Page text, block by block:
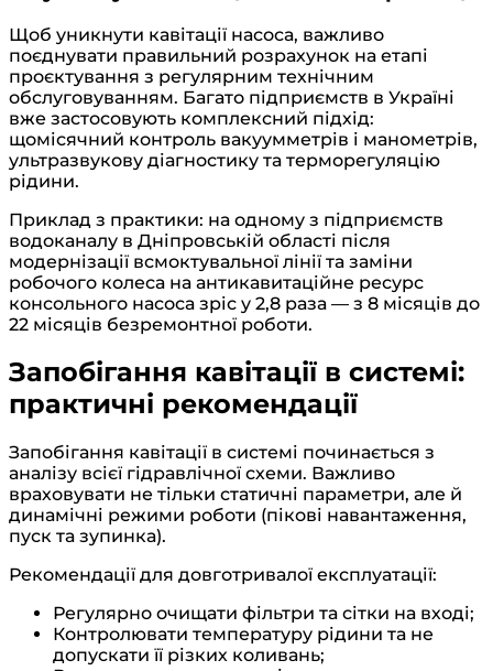
Щоб уникнути кавітації насоса, важливо
поєднувати правильний розрахунок на етапі
проєктування з регулярним технічним
обслуговуванням. Багато підприємств в Україні
вже застосовують комплексний підхід:
щомісячний контроль вакуумметрів і манометрів,
ультразвукову діагностику та терморегуляцію
рідини.
Приклад з практики: на одному з підприємств
водоканалу в Дніпровській області після
модернізації всмоктувальної лінії та заміни
робочого колеса на антикавитаційне ресурс
консольного насоса зріс у 2,8 раза — з 8 місяців до
22 місяців безремонтної роботи.
Запобігання кавітації в системі:
практичні рекомендації
Запобігання кавітації в системі починається з
аналізу всієї гідравлічної схеми. Важливо
враховувати не тільки статичні параметри, але й
динамічні режими роботи (пікові навантаження,
пуск та зупинка).
Рекомендації для довготривалої експлуатації:
Регулярно очищати фільтри та сітки на вході;
Контролювати температуру рідини та не
допускати її різких коливань;